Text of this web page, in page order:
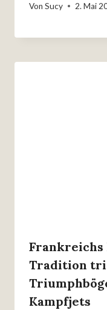
Von Sucy 2. Mai
Frankreichs
Tradition
Kampfjets